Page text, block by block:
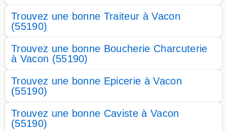
Trouvez une bonne Traiteur à Vacon
(55190)
Trouvez une bonne Boucherie Charcuterie
à Vacon (55190)
Trouvez une bonne Epicerie à Vacon
(55190)
Trouvez une bonne Caviste à Vacon
(55190)